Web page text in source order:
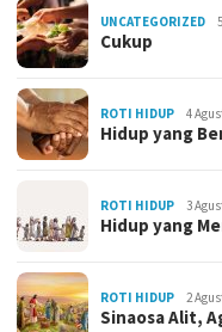
UNCATEGORIZED
Cukup
ROTI HIDUP 4
Hidup yang
ROTI HIDUP 3
Hidup yang
ROTI HIDUP 2
Sinaosa Alit,